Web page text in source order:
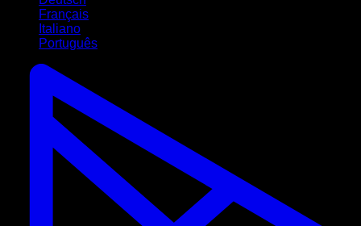
Français
Italiano
Português